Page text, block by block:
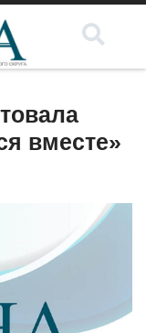
вместе»